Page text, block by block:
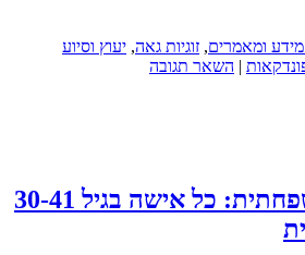
ומאמרים, זוגיות גאה, יעוץ וסיוע
| השאר תגובה
המהפכה הביו-משפחתית: כל אישה בגיל 30-41